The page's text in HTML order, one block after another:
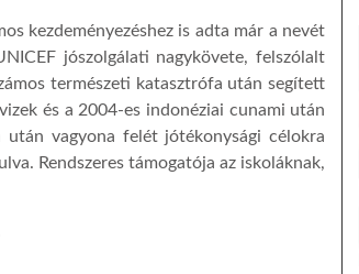
kezdeményezéshez is adta már a nevét
jószolgálati nagykövete, felszólalt
természeti katasztrófa után segített
és a 2004-es indonéziai cunami után
vagyona felét jótékonysági célokra
Rendszeres támogatója az iskoláknak,